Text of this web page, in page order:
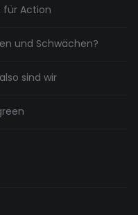
für Action
und Schwächen?
sind wir